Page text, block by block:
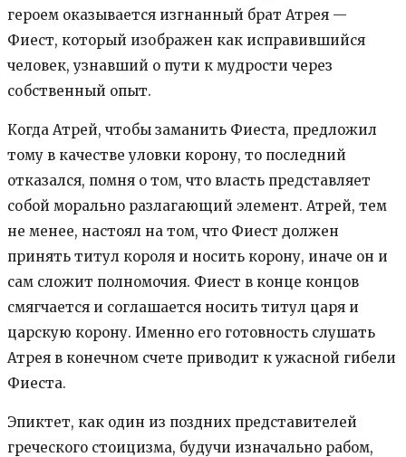
героем оказывается изгнанный брат Атрея —
Фиест, который изображен как исправившийся
человек, узнавший о пути к мудрости через
собственный опыт.
Когда Атрей, чтобы заманить Фиеста, предложил
тому в качестве уловки корону, то последний
отказался, помня о том, что власть представляет
собой морально разлагающий элемент. Атрей, тем
не менее, настоял на том, что Фиест должен
принять титул короля и носить корону, иначе он и
сам сложит полномочия. Фиест в конце концов
смягчается и соглашается носить титул царя и
царскую корону. Именно его готовность слушать
Атрея в конечном счете приводит к ужасной гибели
Фиеста.
Эпиктет, как один из поздних представителей
греческого стоицизма, будучи изначально рабом,